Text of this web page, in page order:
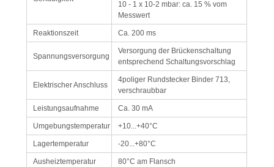
10 - 1 x 10-2 mbar: ca. 15 % vom
Messwert
Reaktionszeit Ca. 200 ms
Spannungsversorgung
Versorgung der Brückenschaltung
entsprechend Schaltungsvorschlag
Elektrischer Anschluss
4poliger Rundstecker Binder 713,
verschraubbar
Leistungsaufnahme Ca. 30 mA
Umgebungstemperatur +10...+40°C
Lagertemperatur -20...+80°C
Ausheiztemperatur 80°C am Flansch